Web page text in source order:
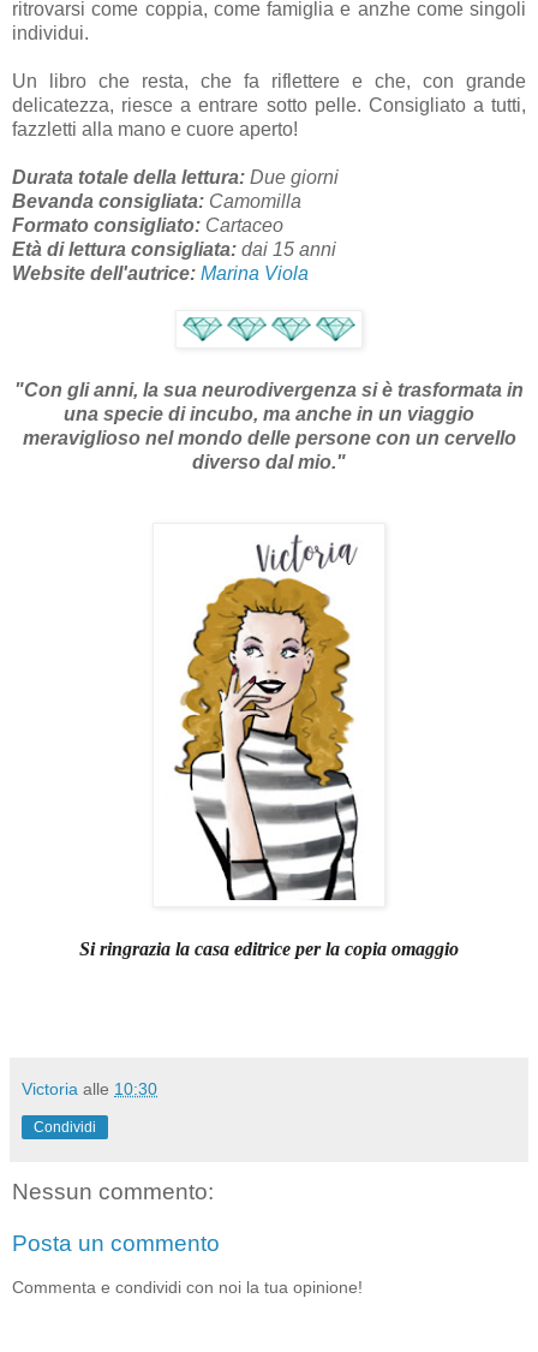
ritrovarsi come coppia, come famiglia e anzhe come singoli
individui.
Un libro che resta, che fa riflettere e che, con grande
delicatezza, riesce a entrare sotto pelle. Consigliato a tutti,
fazzletti alla mano e cuore aperto!
Durata totale della lettura: Due giorni
Bevanda consigliata: Camomilla
Formato consigliato: Cartaceo
Età di lettura consigliata: dai 15 anni
Website dell'autrice: Marina Viola
"Con gli anni, la sua neurodivergenza si è trasformata in
una specie di incubo, ma anche in un viaggio
meraviglioso nel mondo delle persone con un cervello
diverso dal mio."
Si ringrazia la casa editrice per la copia omaggio
Victoria alle 10:30
Condividi
Nessun commento:
Posta un commento
Commenta e condividi con noi la tua opinione!